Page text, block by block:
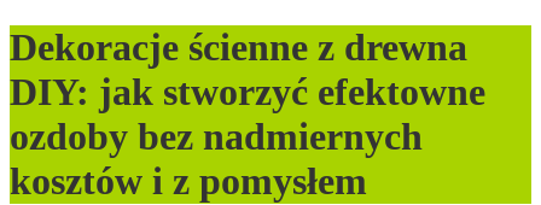
Dekoracje ścienne z drewna
DIY: jak stworzyć efektowne
ozdoby bez nadmiernych
kosztów i z pomysłem